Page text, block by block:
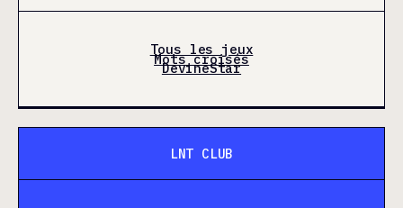
Tous les jeux
Mots croisés
DevineStar
LNT CLUB